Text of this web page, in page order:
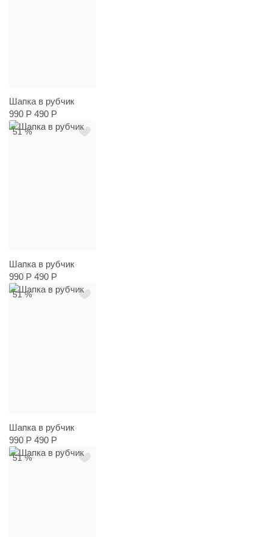
Шапка в рубчик
990 Р 490 Р
51 %
Шапка в рубчик
990 Р 490 Р
51 %
Шапка в рубчик
990 Р 490 Р
51 %